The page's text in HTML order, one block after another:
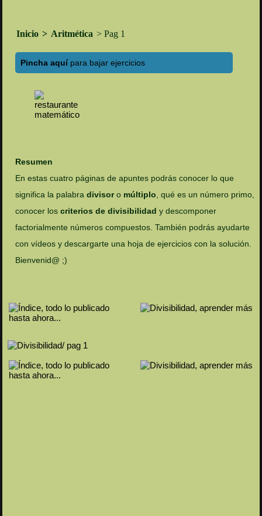
Inicio > Aritmética > Pag 1
Pincha aquípara bajar ejercicios
Resumen
En estas cuatro páginas de apuntes podrás conocer lo que
significa la palabradivisoro múltiplo , qué es un número primo,
conocer loscriterios de divisibilidad y descomponer
factorialmente números compuestos. También podrás ayudarte
con vídeos y descargarte una hoja de ejercicios con la solución.
Bienvenid@ ;)